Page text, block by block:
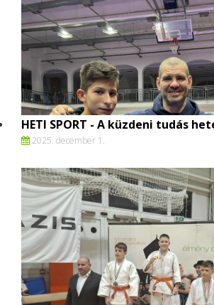
HETI SPORT - A küzdeni tudás
2025. december 1.